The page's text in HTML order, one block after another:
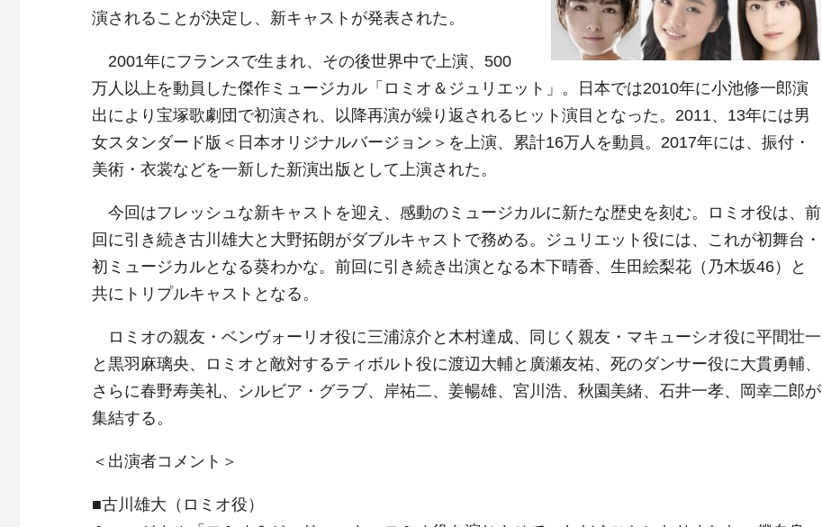
演されることが決定し、新キャストが発表された。
2001年にフランスで生まれ、その後世界中で上演、500
万人以上を動員した傑作ミュージカル「ロミオ＆ジュリエット」。日本では2010年に小池修一郎演
出により宝塚歌劇団で初演され、以降再演が繰り返されるヒット演目となった。2011、13年には男
女スタンダード版＜日本オリジナルバージョン＞を上演、累計16万人を動員。2017年には、振付・
美術・衣裳などを一新した新演出版として上演された。
今回はフレッシュな新キャストを迎え、感動のミュージカルに新たな歴史を刻む。ロミオ役は、前
回に引き続き古川雄大と大野拓朗がダブルキャストで務める。ジュリエット役には、これが初舞台・
初ミュージカルとなる葵わかな。前回に引き続き出演となる木下晴香、生田絵梨花（乃木坂46）と
共にトリプルキャストとなる。
ロミオの親友・ベンヴォーリオ役に三浦涼介と木村達成、同じく親友・マキューシオ役に平間壮一
と黒羽麻璃央、ロミオと敵対するティボルト役に渡辺大輔と廣瀬友祐、死のダンサー役に大貫勇輔、
さらに春野寿美礼、シルビア・グラブ、岸祐二、姜暢雄、宮川浩、秋園美緒、石井一孝、岡幸二郎が
集結する。
＜出演者コメント＞
■古川雄大（ロミオ役）